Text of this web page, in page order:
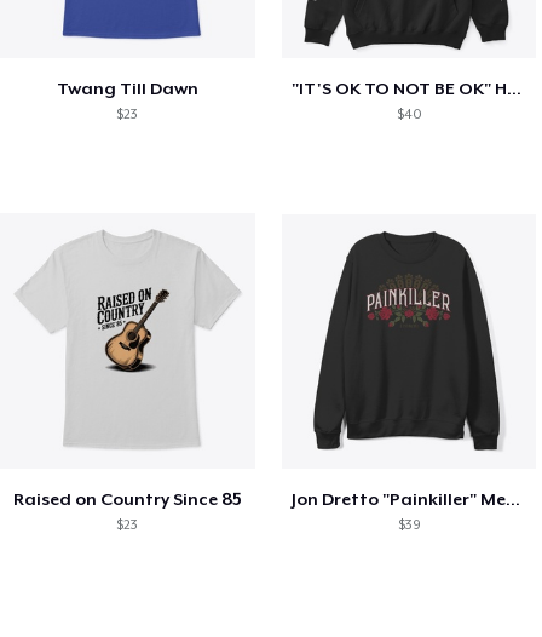
Twang Till Dawn
$23
"IT'S OK TO NOT BE OK" Hoodie (BP LOGO)
$40
Raised on Country Since 85
$23
Jon Dretto "Painkiller" Merch Collection
$39